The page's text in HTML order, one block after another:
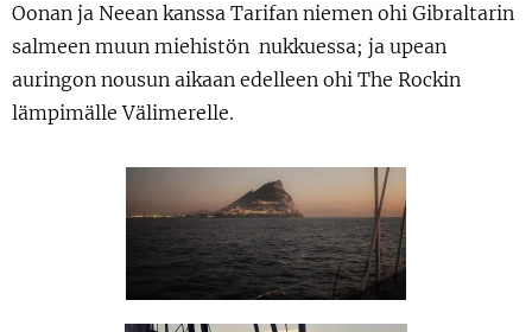
Oonan ja Neean kanssa Tarifan niemen ohi Gibraltarin
salmeen muun miehistön nukkuessa; ja upean
auringon nousun aikaan edelleen ohi The Rockin
lämpimälle Välimerelle.